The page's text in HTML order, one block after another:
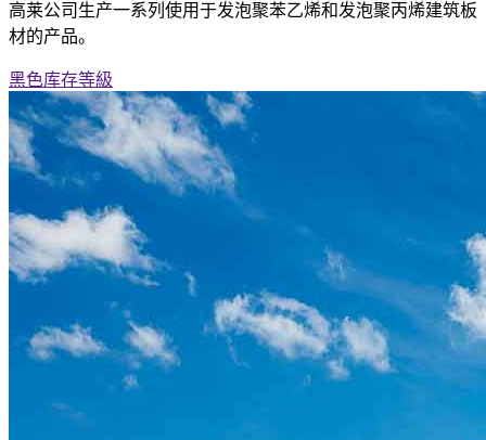
高莱公司生产一系列使用于发泡聚苯乙烯和发泡聚丙烯建筑板
材的产品。
黑色库存等級